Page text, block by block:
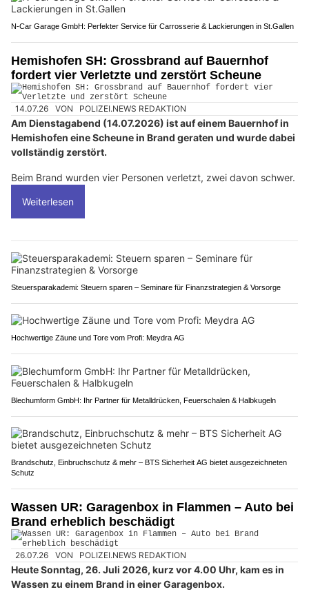
N-Car Garage GmbH: Perfekter Service für Carrosserie & Lackierungen in St.Gallen
Hemishofen SH: Grossbrand auf Bauernhof
fordert vier Verletzte und zerstört Scheune
14.07.26 VON POLIZEI.NEWS REDAKTION
Am Dienstagabend (14.07.2026) ist auf einem Bauernhof in
Hemishofen eine Scheune in Brand geraten und wurde dabei
vollständig zerstört.
Beim Brand wurden vier Personen verletzt, zwei davon schwer.
Weiterlesen
Steuersparakademi: Steuern sparen – Seminare für Finanzstrategien & Vorsorge
Hochwertige Zäune und Tore vom Profi: Meydra AG
Blechumform GmbH: Ihr Partner für Metalldrücken, Feuerschalen & Halbkugeln
Brandschutz, Einbruchschutz & mehr – BTS Sicherheit AG bietet ausgezeichneten
Schutz
Wassen UR: Garagenbox in Flammen – Auto bei
Brand erheblich beschädigt
26.07.26 VON POLIZEI.NEWS REDAKTION
Heute Sonntag, 26. Juli 2026, kurz vor 4.00 Uhr, kam es in
Wassen zu einem Brand in einer Garagenbox.